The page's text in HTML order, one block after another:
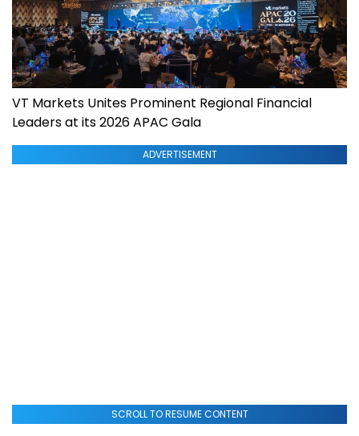
VT Markets Unites Prominent Regional Financial
Leaders at its 2026 APAC Gala
ADVERTISEMENT
SCROLL TO RESUME CONTENT